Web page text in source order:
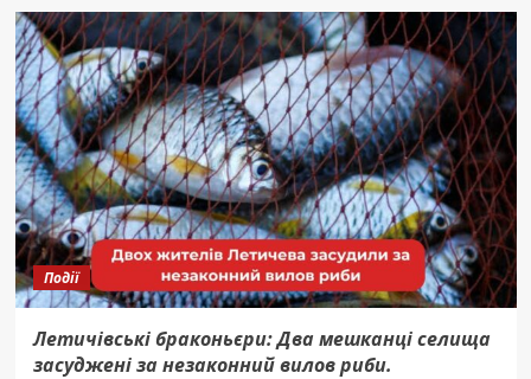
Події
Летичівські браконьєри: Два мешканці селища
засуджені за незаконний вилов риби.